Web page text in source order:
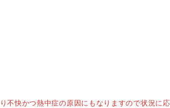
快かつ熱中症の原因にもなりますので状況に